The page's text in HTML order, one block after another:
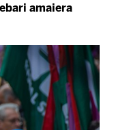
amaiera